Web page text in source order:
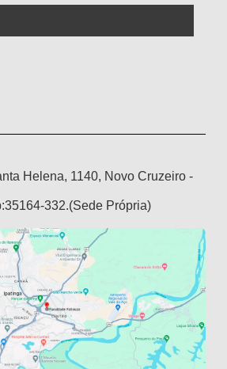
Helena, 1140, Novo Cruzeiro -
332.(Sede Própria)